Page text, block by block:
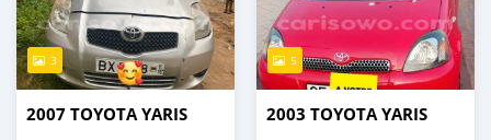
3
2007 TOYOTA YARIS
5
2003 TOYOTA YARIS